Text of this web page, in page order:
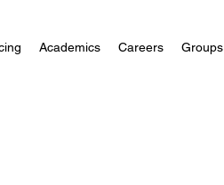
Academics Careers Groups